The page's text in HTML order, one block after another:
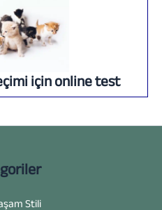
için online test
Stili